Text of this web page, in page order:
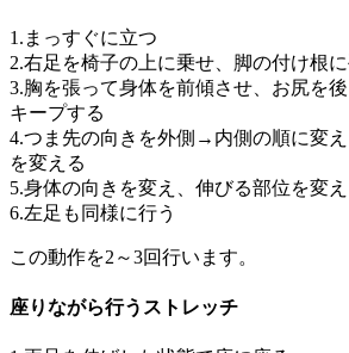
1.まっすぐに立つ
2.右足を椅子の上に乗せ、脚の付け根
3.胸を張って身体を前傾させ、お尻を
キープする
4.つま先の向きを外側→内側の順に変
を変える
5.身体の向きを変え、伸びる部位を変
6.左足も同様に行う
この動作を2～3回行います。
座りながら行うストレッチ